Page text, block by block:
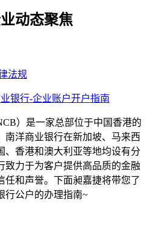
动态聚焦
法规
银行-企业账户开户指南
）是一家总部位于中国香港的
南洋商业银行在新加坡、马来西
、香港和澳大利亚等地均设有分
致力于为客户提供高品质的金融
任和声誉。下面昶嘉捷将带您了
行公户的办理指南~